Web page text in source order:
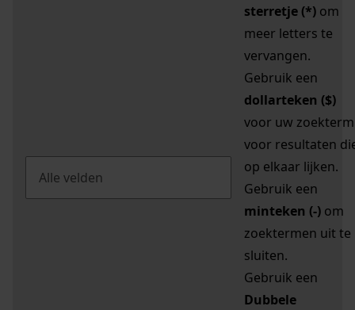
sterretje (*) om
meer letters te
vervangen.
Gebruik een
dollarteken ($)
voor uw zoekterm
voor resultaten
op elkaar lijken.
Gebruik een
minteken (-) om
zoektermen uit te
sluiten.
Gebruik een
Dubbele